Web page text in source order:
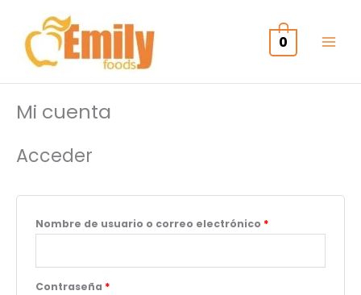
contenido
0
Mi cuenta
Acceder
Nombre de usuario o correo electrónico *
Contraseña *
Obligatorio